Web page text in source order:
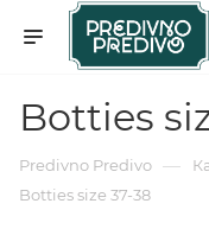
Botties
Predivno Predivo —
Botties size 37-38